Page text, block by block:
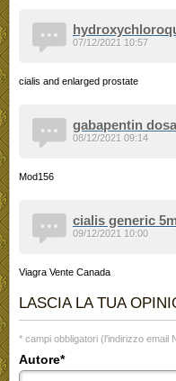
cialis and enlarged prostate
07/12/2021 10:57
gabapentin
Mod156
08/12/2021 09:14
cialis generic
Viagra Vente Canada
09/12/2021 10:00
LASCIA LA TUA
* campi obbligatori (l'indirizzo email
Autore*